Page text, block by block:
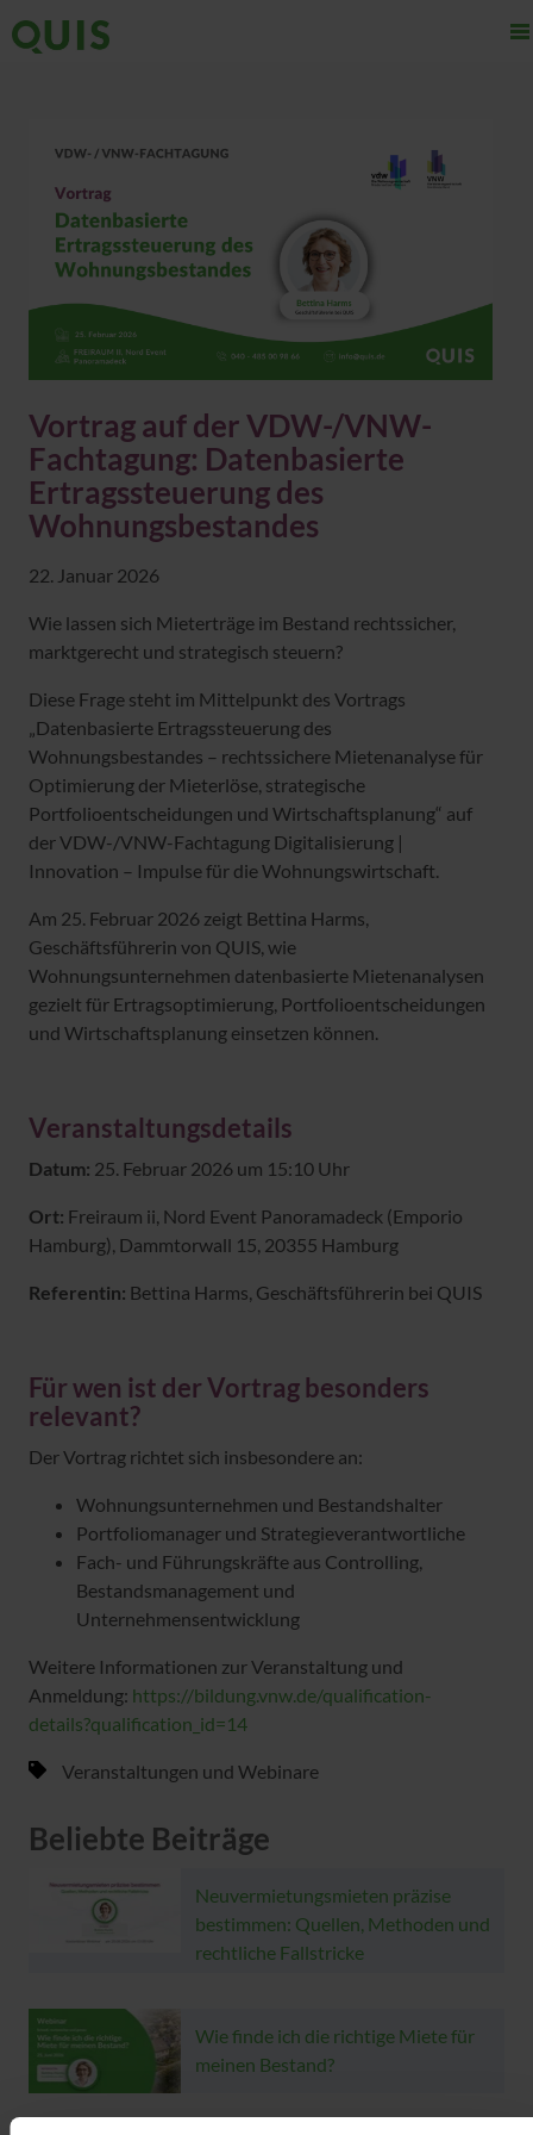
Vortrag auf der VDW-/VNW-
Fachtagung: Datenbasierte
Ertragssteuerung des
Wohnungsbestandes
22. Januar 2026
Wie lassen sich Mieterträge im Bestand rechtssicher,
marktgerecht und strategisch steuern?
Diese Frage steht im Mittelpunkt des Vortrags
„Datenbasierte Ertragssteuerung des
Wohnungsbestandes – rechtssichere Mietenanalyse für
Optimierung der Mieterlöse, strategische
Portfolioentscheidungen und Wirtschaftsplanung“ auf
der VDW-/VNW-Fachtagung Digitalisierung |
Innovation – Impulse für die Wohnungswirtschaft.
Am 25. Februar 2026 zeigt Bettina Harms,
Geschäftsführerin von QUIS, wie
Wohnungsunternehmen datenbasierte Mietenanalysen
gezielt für Ertragsoptimierung, Portfolioentscheidungen
und Wirtschaftsplanung einsetzen können.
Veranstaltungsdetails
Datum: 25. Februar 2026 um 15:10 Uhr
Ort: Freiraum ii, Nord Event Panoramadeck (Emporio
Hamburg), Dammtorwall 15, 20355 Hamburg
Referentin: Bettina Harms, Geschäftsführerin bei QUIS
Für wen ist der Vortrag besonders
relevant?
Der Vortrag richtet sich insbesondere an:
Wohnungsunternehmen und Bestandshalter
Portfoliomanager und Strategieverantwortliche
Fach- und Führungskräfte aus Controlling,
Bestandsmanagement und
Unternehmensentwicklung
Weitere Informationen zur Veranstaltung und
Anmeldung: https://bildung.vnw.de/qualification-
details?qualification_id=14
Veranstaltungen und Webinare
Beliebte Beiträge
Neuvermietungsmieten präzise
bestimmen: Quellen, Methoden und
rechtliche Fallstricke
Wie finde ich die richtige Miete für
meinen Bestand?